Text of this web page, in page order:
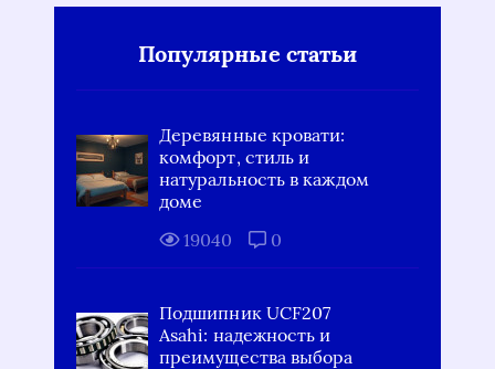
Популярные статьи
Деревянные кровати:
комфорт, стиль и
натуральность в каждом
доме
19040
0
Подшипник UCF207
Asahi: надежность и
преимущества выбора